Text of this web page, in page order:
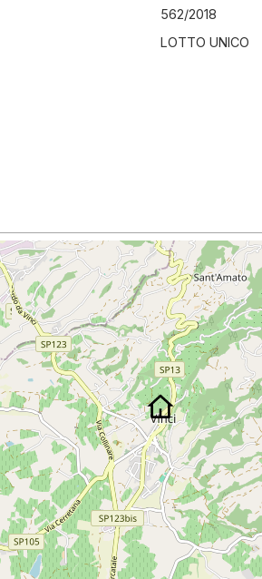
562/2018
LOTTO UNICO